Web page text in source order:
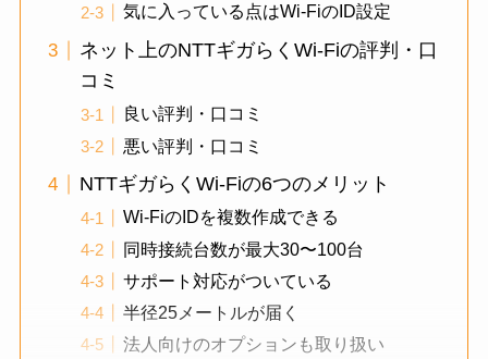
気に入っている点はWi-FiのID設定
ネット上のNTTギガらくWi-Fiの評判・口
コミ
良い評判・口コミ
悪い評判・口コミ
NTTギガらくWi-Fiの6つのメリット
Wi-FiのIDを複数作成できる
同時接続台数が最大30〜100台
サポート対応がついている
半径25メートルが届く
法人向けのオプションも取り扱い